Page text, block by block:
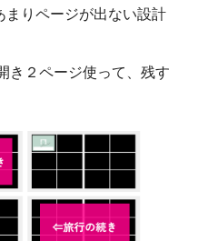
りページが出ない設計
き２ページ使って、残す